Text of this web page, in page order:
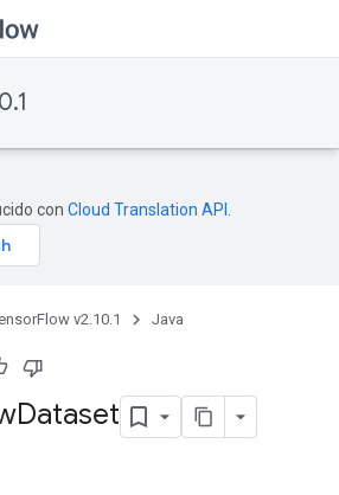
con Cloud Translation API
v2.10.1 Java
Dataset